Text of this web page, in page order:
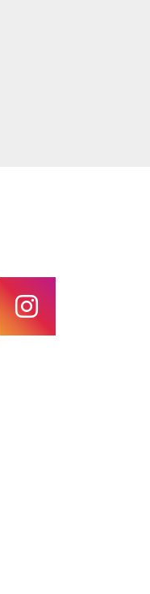
instagram